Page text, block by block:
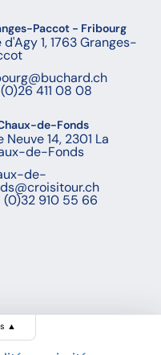
Paccot - Fribourg
d'Agy 1, 1763 Granges-
411 08 08
de-Fonds
Neuve 14, 2301 La
de-Fonds
de-
(0)32 910 55 66
▲